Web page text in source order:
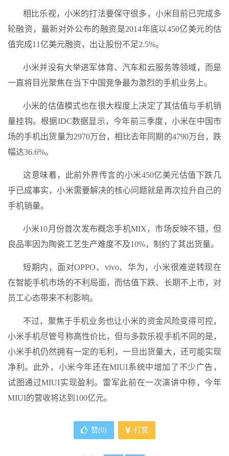
相比乐视，小米的打法要保守很多，小米目前已完成多
轮融资，最新对外公布的融资是2014年底以450亿美元的估
值完成11亿美元融资，出让股份不足2.5%。
小米并没有大举进军体育、汽车和云服务等领域，而是
一直将目光聚焦在当下中国竞争最为激烈的手机业务上。
小米的估值模式也在很大程度上决定了其估值与手机销
量挂钩。根据IDC数据显示，今年前三季度，小米在中国市
场的手机出货量为2970万台，相比去年同期的4790万台，跌
幅达36.6%。
这意味着，此前外界传言的小米450亿美元估值下跌几
乎已成事实，小米需要解决的核心问题就是再次拉升自己的
手机销量。
小米10月份首次发布概念手机MIX，市场反映不错，但
良品率因为陶瓷工艺生产难度不及10%，制约了其出货量。
短期内，面对OPPO、vivo、华为，小米很难逆转现在
在智能手机市场的不利局面，而估值下跌、长期不上市，对
员工心态带来不利影响。
不过，聚焦于手机业务也让小米的资金风险变得可控，
小米手机尽管号称高性价比，但与多款乐视手机不同的是，
小米手机仍然拥有一定的毛利，一旦出货量大，还可能实现
净利。此外，小米今年还在MIUI系统中增加了不少广告，
试图通过MIUI实现盈利。雷军此前在一次演讲中称，今年
MIUI的营收将达到100亿元。
赞(0) 打赏